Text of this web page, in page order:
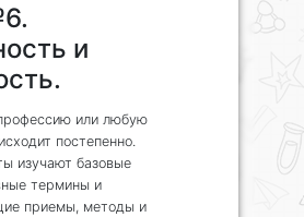
и
или любую
постепенно.
изучают базовые
термины и
приемы, методы и